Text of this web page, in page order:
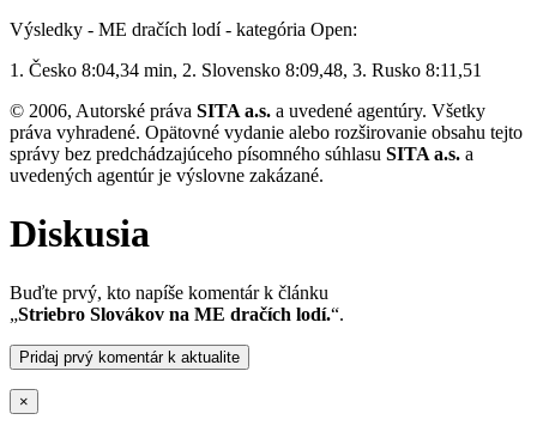
Výsledky - ME dračích lodí - kategória Open:
1. Česko 8:04,34 min, 2. Slovensko 8:09,48, 3. Rusko 8:11,51
© 2006, Autorské práva SITA a.s. a uvedené agentúry. Všetky
práva vyhradené. Opätovné vydanie alebo rozširovanie obsahu tejto
správy bez predchádzajúceho písomného súhlasu SITA a.s. a
uvedených agentúr je výslovne zakázané.
Diskusia
Buďte prvý, kto napíše komentár k článku
„Striebro Slovákov na ME dračích lodí.“.
Pridaj prvý komentár k aktualite
×